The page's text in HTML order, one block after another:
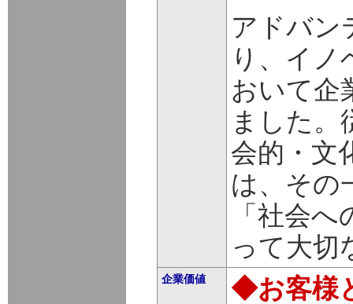
アドバン
り、イノ
おいて企
ました。
会的・文
は、その
「社会
って大切
企業価値
◆お客様